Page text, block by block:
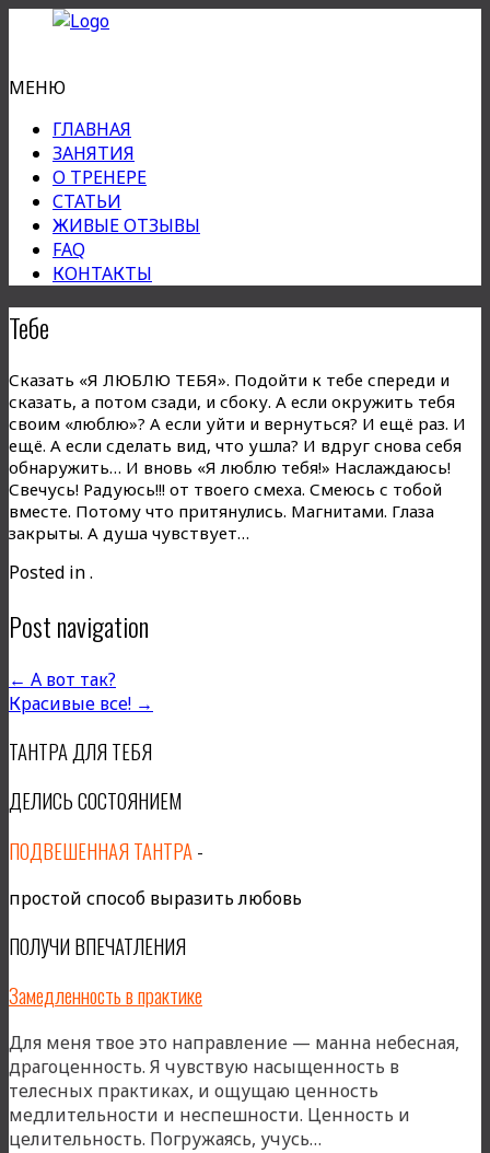
МЕНЮ
ГЛАВНАЯ
ЗАНЯТИЯ
О ТРЕНЕРЕ
СТАТЬИ
ЖИВЫЕ ОТЗЫВЫ
FAQ
КОНТАКТЫ
Тебе
Сказать «Я ЛЮБЛЮ ТЕБЯ». Подойти к тебе спереди и
сказать, а потом сзади, и сбоку. А если окружить тебя
своим «люблю»? А если уйти и вернуться? И ещё раз. И
ещё. А если сделать вид, что ушла? И вдруг снова себя
обнаружить… И вновь «Я люблю тебя!» Наслаждаюсь!
Свечусь! Радуюсь!!! от твоего смеха. Смеюсь с тобой
вместе. Потому что притянулись. Магнитами. Глаза
закрыты. А душа чувствует…
Posted in .
Post navigation
← А вот так?
Красивые все! →
ТАНТРА ДЛЯ ТЕБЯ
ДЕЛИСЬ СОСТОЯНИЕМ
ПОДВЕШЕННАЯ ТАНТРА-
простой способ выразить любовь
ПОЛУЧИ ВПЕЧАТЛЕНИЯ
Замедленность в практике
Для меня твое это направление — манна небесная,
драгоценность. Я чувствую насыщенность в
телесных практиках, и ощущаю ценность
медлительности и неспешности. Ценность и
целительность. Погружаясь, учусь…